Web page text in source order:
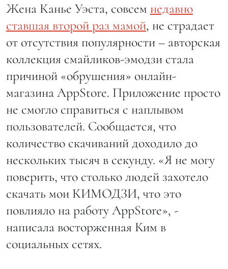
Жена Канье Уэста, совсем недавно
ставшая второй раз мамой, не страдает
от отсутствия популярности – авторская
коллекция смайликов-эмодзи стала
причиной «обрушения» онлайн-
магазина AppStore. Приложение просто
не смогло справиться с наплывом
пользователей. Сообщается, что
количество скачиваний доходило до
нескольких тысяч в секунду. «Я не могу
поверить, что столько людей захотело
скачать мои КИМОДЗИ, что это
повлияло на работу AppStore», -
написала восторженная Ким в
социальных сетях.